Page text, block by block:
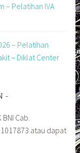
– Pelatihan IVA
– Pelatihan
– Diklat Center
Cab.
atau dapat